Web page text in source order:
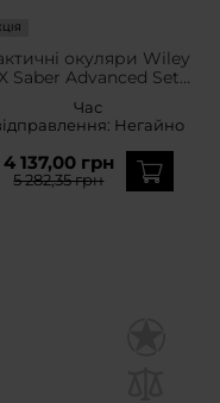
окуляри Wiley
X Saber Advanced Set
Rust/OD Green + Anti-
Cleaner Kit - набір
Час
Негайно
4 137,00 грн
5 282,35 грн